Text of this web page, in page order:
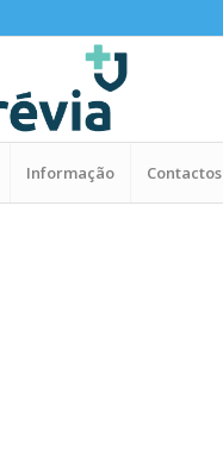
Informação Contactos